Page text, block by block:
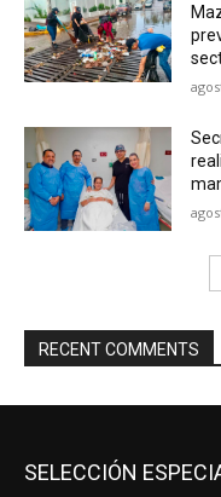
RECENT COMMENTS
SELECCIÓN